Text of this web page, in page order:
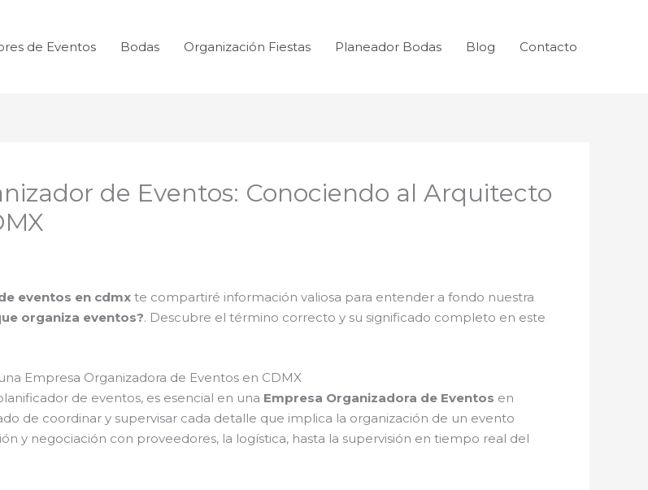
de Eventos Bodas Organización Fiestas Planeador Bodas Blog Contacto
de Eventos: Conociendo al Arquitecto
eventos en cdmx te compartiré información valiosa para entender a fondo nuestra
organiza eventos?. Descubre el término correcto y su significado completo en este
Empresa Organizadora de Eventos en CDMX
de eventos, es esencial en una Empresa Organizadora de Eventos en
de coordinar y supervisar cada detalle que implica la organización de un evento
y negociación con proveedores, la logística, hasta la supervisión en tiempo real del